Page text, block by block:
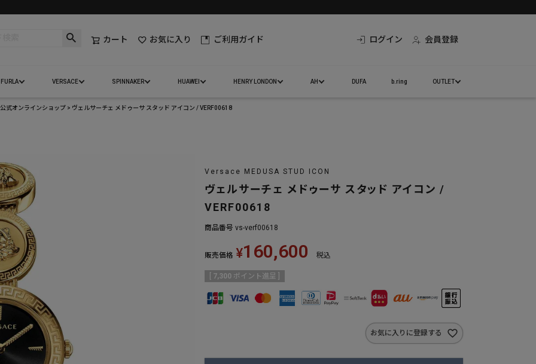
カート お気に入り ご利用ガイド ログイン 会員登録
FURLA VERSACE SPINNAKER HUAWEI HENRY LONDON AH DUFA b.ring OUTLET
式オンラインショップ ヴェルサーチェ メドゥーサ スタッド アイコン / VERF00618
Versace MEDUSA STUD ICON
ヴェルサーチェ メドゥーサ スタッド アイコン /
VERF00618
商品番号 vs-verf00618
販売価格 ¥160,600 税込
7,300 ポイント進呈 ]
お気に入りに登録する